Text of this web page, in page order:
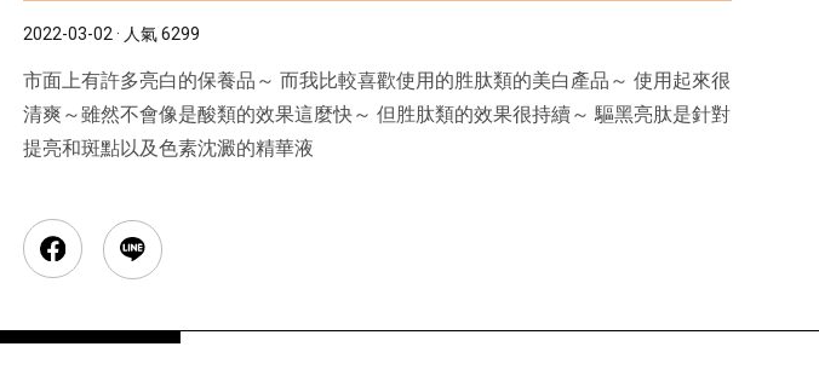
2022-03-02 · 人氣 6299
市面上有許多亮白的保養品～ 而我比較喜歡使用的胜肽類的美白產品～ 使用起來很
清爽～雖然不會像是酸類的效果這麼快～ 但胜肽類的效果很持續～ 驅黑亮肽是針對
提亮和斑點以及色素沈澱的精華液